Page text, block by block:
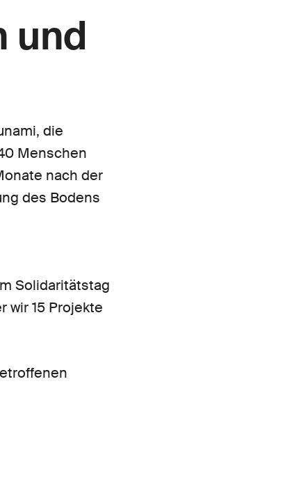
und
die
Menschen
nach der
des Bodens
Solidaritätstag
wir 15 Projekte